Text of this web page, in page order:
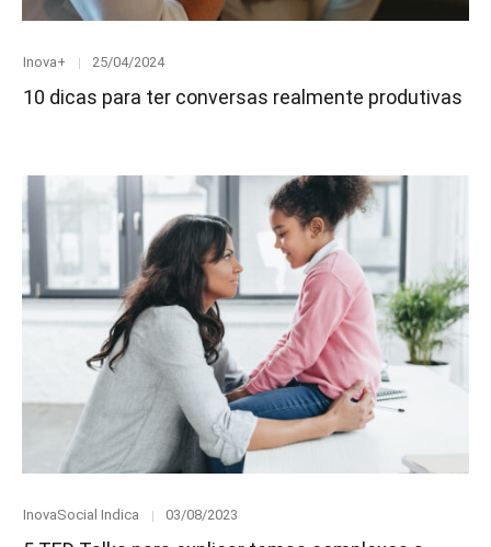
Category
Inova+
Posted
25/04/2024
10 dicas para ter conversas realmente produtivas
Category
InovaSocial Indica
Posted
03/08/2023